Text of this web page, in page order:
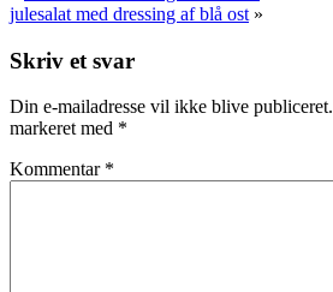
julesalat med dressing af blå ost »
Skriv et svar
Din e-mailadresse vil ikke blive publiceret.
markeret med *
Kommentar *